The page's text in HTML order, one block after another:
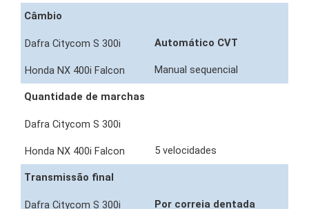
Câmbio
Automático CVT
Manual sequencial
Quantidade de marchas
5 velocidades
Transmissão final
Por correia dentada